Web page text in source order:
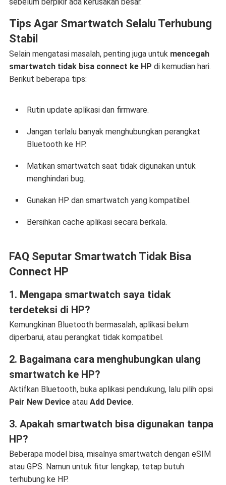
Tips Agar Smartwatch Selalu Terhubung
Stabil
Selain mengatasi masalah, penting juga untuk mencegah
smartwatch tidak bisa connect ke HP di kemudian hari.
Berikut beberapa tips:
Rutin update aplikasi dan firmware.
Jangan terlalu banyak menghubungkan perangkat
Bluetooth ke HP.
Matikan smartwatch saat tidak digunakan untuk
menghindari bug.
Gunakan HP dan smartwatch yang kompatibel.
Bersihkan cache aplikasi secara berkala.
FAQ Seputar Smartwatch Tidak Bisa
Connect HP
1. Mengapa smartwatch saya tidak
terdeteksi di HP?
Kemungkinan Bluetooth bermasalah, aplikasi belum
diperbarui, atau perangkat tidak kompatibel.
2. Bagaimana cara menghubungkan ulang
smartwatch ke HP?
Aktifkan Bluetooth, buka aplikasi pendukung, lalu pilih opsi
Pair New Deviceatau Add Device.
3. Apakah smartwatch bisa digunakan tanpa
HP?
Beberapa model bisa, misalnya smartwatch dengan eSIM
atau GPS. Namun untuk fitur lengkap, tetap butuh
terhubung ke HP.